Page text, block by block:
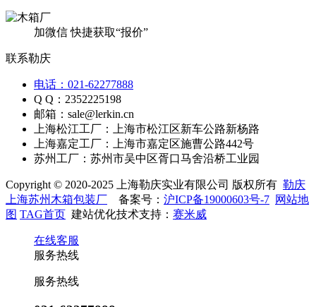
加微信 快捷获取“报价”
联系勒庆
电话：021-62277888
Q Q：2352225198
邮箱：sale@lerkin.cn
上海松江工厂：上海市松江区新车公路新杨路
上海嘉定工厂：上海市嘉定区施曹公路442号
苏州工厂：苏州市吴中区胥口马舍沿桥工业园
Copyright © 2020-2025 上海勒庆实业有限公司 版权所有 勒庆
上海苏州木箱包装厂 备案号： 沪ICP备19000603号-7 网站地
图 TAG首页 建站优化技术支持： 赛米威
在线客服
服务热线
服务热线